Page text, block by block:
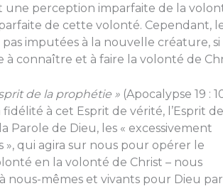
une perception imparfaite de la
de cette volonté. Cependant,
imputées à la nouvelle créature, si
connaître et à faire la volonté de
de la prophétie »(Apocalypse 19 :
à cet Esprit de vérité, l’Esprit
Parole de Dieu, les « excessivement
», qui agira sur nous pour opérer le
en la volonté de Christ – nous
nous-mêmes et vivants pour Dieu par